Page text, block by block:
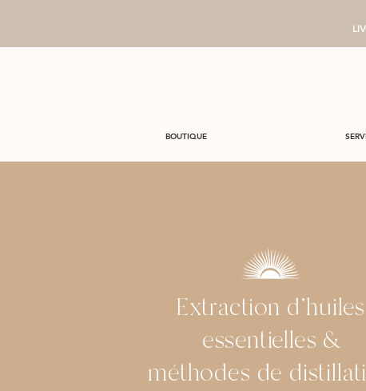
BOUTIQUE
Extraction d'huiles
essentielles &
méthodes de